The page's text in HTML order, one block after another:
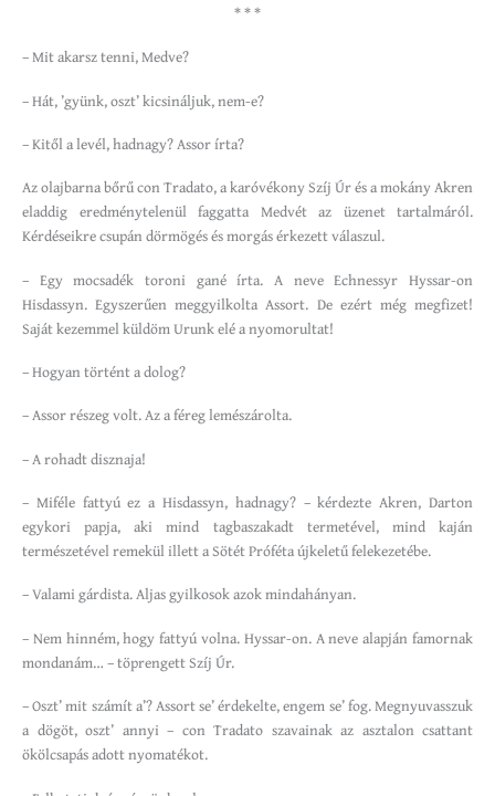
* * *
– Mit akarsz tenni, Medve?
– Hát, ’gyünk, oszt’ kicsináljuk, nem-e?
– Kitől a levél, hadnagy? Assor írta?
Az olajbarna bőrű con Tradato, a karóvékony Szíj Úr és a mokány Akren
eladdig eredménytelenül faggatta Medvét az üzenet tartalmáról.
Kérdéseikre csupán dörmögés és morgás érkezett válaszul.
– Egy mocsadék toroni gané írta. A neve Echnessyr Hyssar-on
Hisdassyn. Egyszerűen meggyilkolta Assort. De ezért még megfizet!
Saját kezemmel küldöm Urunk elé a nyomorultat!
– Hogyan történt a dolog?
– Assor részeg volt. Az a féreg lemészárolta.
– A rohadt disznaja!
– Miféle fattyú ez a Hisdassyn, hadnagy? – kérdezte Akren, Darton
egykori papja, aki mind tagbaszakadt termetével, mind kaján
természetével remekül illett a Sötét Próféta újkeletű felekezetébe.
– Valami gárdista. Aljas gyilkosok azok mindahányan.
– Nem hinném, hogy fattyú volna. Hyssar-on. A neve alapján famornak
mondanám… – töprengett Szíj Úr.
– Oszt’ mit számít a’? Assort se’ érdekelte, engem se’ fog. Megnyuvasszuk
a dögöt, oszt’ annyi – con Tradato szavainak az asztalon csattant
ökölcsapás adott nyomatékot.